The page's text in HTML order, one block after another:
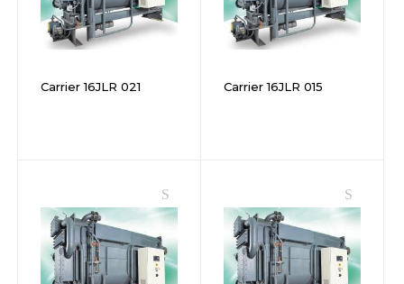
Carrier 16JLR 021 Carrier 16JLR 015